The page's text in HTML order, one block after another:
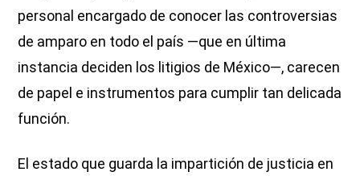
personal encargado de conocer las controversias
de amparo en todo el país —que en última
instancia deciden los litigios de México—, carecen
de papel e instrumentos para cumplir tan delicada
función.
El estado que guarda la impartición de justicia en